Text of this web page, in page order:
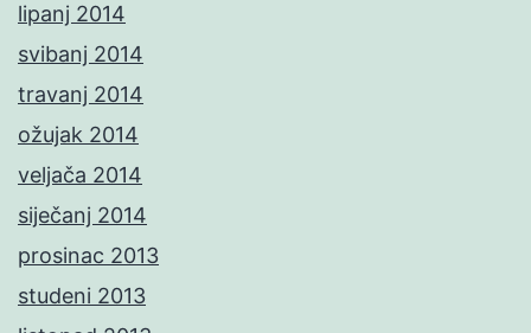
lipanj 2014
svibanj 2014
travanj 2014
ožujak 2014
veljača 2014
siječanj 2014
prosinac 2013
studeni 2013